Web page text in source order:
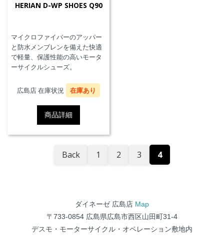
HERIAN D-WP SHOES Q90
マイクロファイバーのアッパー
と防水メンブレンを備えた快適
で軽量、保護性能の高いモータ
ーサイクルシューズ。
広島店 在庫状況 在庫あり
商品詳細
Back 1 2 3 4
ダイネーゼ 広島店 Map
〒733-0854 広島県広島市西区山田町31-4
デスモ・モーターサイクル・オペレーション敷地内